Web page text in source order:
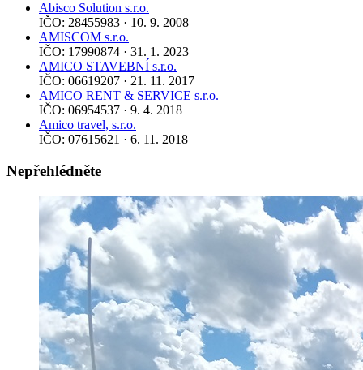
Abisco Solution s.r.o.
IČO: 28455983 · 10. 9. 2008
AMISCOM s.r.o.
IČO: 17990874 · 31. 1. 2023
AMICO STAVEBNÍ s.r.o.
IČO: 06619207 · 21. 11. 2017
AMICO RENT & SERVICE s.r.o.
IČO: 06954537 · 9. 4. 2018
Amico travel, s.r.o.
IČO: 07615621 · 6. 11. 2018
Nepřehlédněte